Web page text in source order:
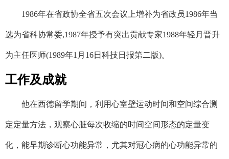
1986年在省政协全省五次会议上增补为省政员1986年当
选为省科协常委,1987年授予有突出贡献专家1988年轻月晋升
为主任医师(1989年1月16日科技日报第二版)。
工作及成就
他在西德留学期间，利用心室壁运动时间和空间综合测
定定量方法，观察心脏每次收缩的时间空间形态的定量变
化，能早期诊断心功能异常，尤其对冠心病的心功能异常的